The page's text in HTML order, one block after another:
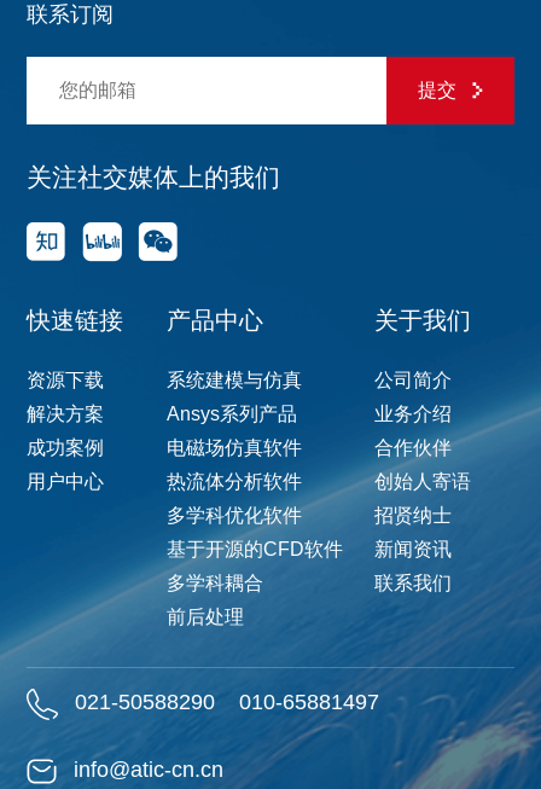
联系订阅
提交
关注社交媒体上的我们
快速链接
资源下载
解决方案
成功案例
用户中心
产品中心
系统建模与仿真
Ansys系列产品
电磁场仿真软件
热流体分析软件
多学科优化软件
基于开源的CFD软件
多学科耦合
前后处理
关于我们
公司简介
业务介绍
合作伙伴
创始人寄语
招贤纳士
新闻资讯
联系我们
021-50588290 010-65881497
info@atic-cn.cn